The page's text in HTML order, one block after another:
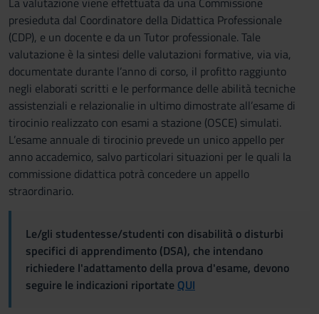
presieduta dal Coordinatore della Didattica Professionale
(CDP), e un docente e da un Tutor professionale. Tale
valutazione è la sintesi delle valutazioni formative, via via,
documentate durante l’anno di corso, il profitto raggiunto
negli elaborati scritti e le performance delle abilità tecniche
assistenziali e relazionalie in ultimo dimostrate all’esame di
tirocinio realizzato con esami a stazione (OSCE) simulati.
L’esame annuale di tirocinio prevede un unico appello per
anno accademico, salvo particolari situazioni per le quali la
commissione didattica potrà concedere un appello
straordinario.
Le/gli studentesse/studenti con disabilità o disturbi
specifici di apprendimento (DSA), che intendano
richiedere l'adattamento della prova d'esame, devono
seguire le indicazioni riportate QUI